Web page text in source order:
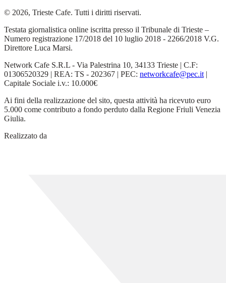
© 2026, Trieste Cafe. Tutti i diritti riservati.
Testata giornalistica online iscritta presso il Tribunale di Trieste –
Numero registrazione 17/2018 del 10 luglio 2018 - 2266/2018 V.G.
Direttore Luca Marsi.
Network Cafe S.R.L - Via Palestrina 10, 34133 Trieste | C.F:
01306520329 | REA: TS - 202367 | PEC: networkcafe@pec.it |
Capitale Sociale i.v.: 10.000€
Ai fini della realizzazione del sito, questa attività ha ricevuto euro
5.000 come contributo a fondo perduto dalla Regione Friuli Venezia
Giulia.
Realizzato da